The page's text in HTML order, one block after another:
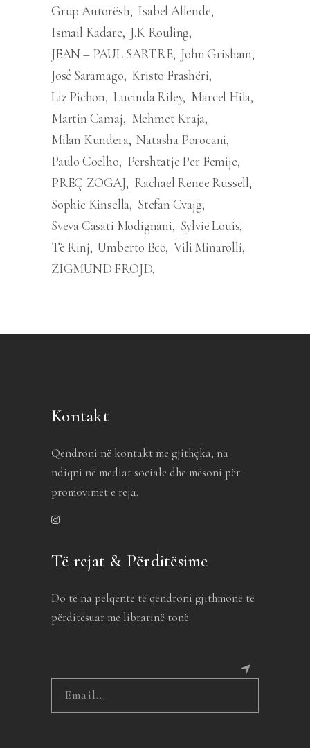
Grup Autorësh Isabel Allende
Ismail Kadare J.K Rouling
JEAN – PAUL SARTRE John Grisham
José Saramago Kristo Frashëri
Liz Pichon Lucinda Riley Marcel Hila
Martin Camaj
Mehmet Kraja
Milan Kundera Natasha Porocani
Paulo Coelho
Pershtatje Per Femije
PREÇ ZOGAJ
Rachael Renee Russell
Sophie Kinsella Stefan Cvajg
Sveva Casati Modignani
Sylvie Louis
Të Rinj Umberto Eco Vili Minarolli
ZIGMUND FROJD
Kontakt
Qëndroni në kontakt me gjithçka, na
ndiqni në mediat sociale dhe mësoni për
promovimet e reja.
Të rejat & Përditësime
Do të na pëlqente të qëndroni gjithmonë të
përditësuar me librarinë tonë.